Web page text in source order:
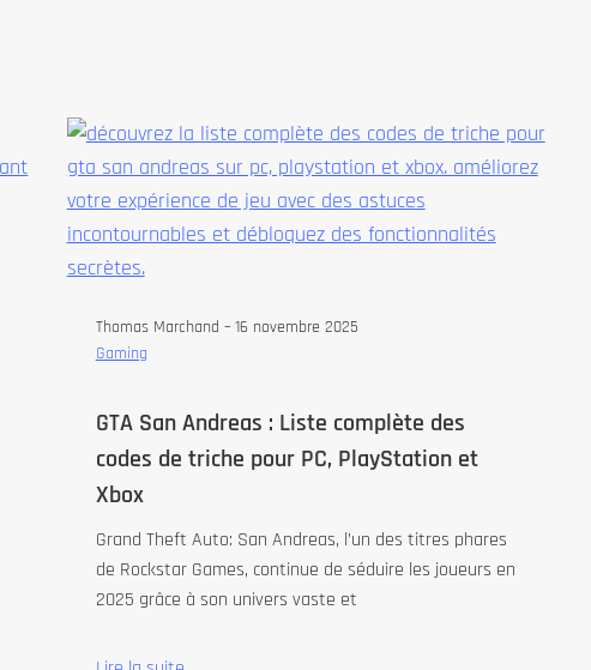
Thomas Marchand – 16 novembre 2025
Gaming
GTA San Andreas : Liste complète des
codes de triche pour PC, PlayStation et
Xbox
Grand Theft Auto: San Andreas, l’un des titres phares
de Rockstar Games, continue de séduire les joueurs en
2025 grâce à son univers vaste et